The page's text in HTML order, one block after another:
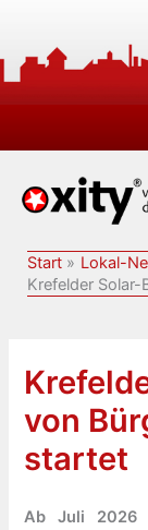
springen
Start Lokal-
Krefelder
von
startet
Ab Juli 2026